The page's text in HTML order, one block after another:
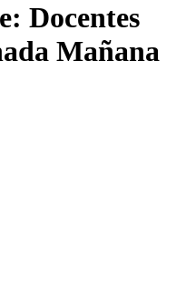
Docentes
Mañana